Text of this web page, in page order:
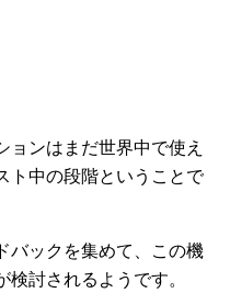
ョンはまだ世界中で使え
ト中の段階ということで
バックを集めて、この機
討されるようです。